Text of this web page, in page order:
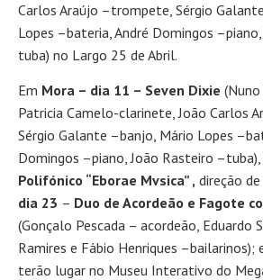
Carlos Araújo –trompete, Sérgio
Lopes –bateria, André Domingos
tuba) no Largo 25 de Abril.
Em Mora – dia 11 – Seven Dixie
Patricia Camelo-clarinete, João Carlos
Sérgio Galante –banjo, Mário Lopes
Domingos –piano, João Rasteiro –tuba),
Polifónico “Eborae Mvsica” , direção
dia 23 – Duo de Acordeão e Fagote
(Gonçalo Pescada – acordeão,
Ramires e Fábio Henriques –bailarinos);
terão lugar no Museu Interativo do